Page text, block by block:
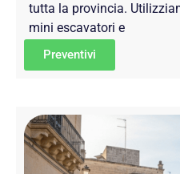
tutta la provincia.
mini escavatori e
Preventivi